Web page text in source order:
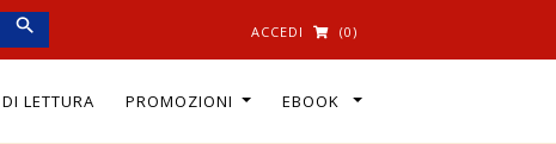
ACCEDI (0)
LETTURA PROMOZIONI EBOOK